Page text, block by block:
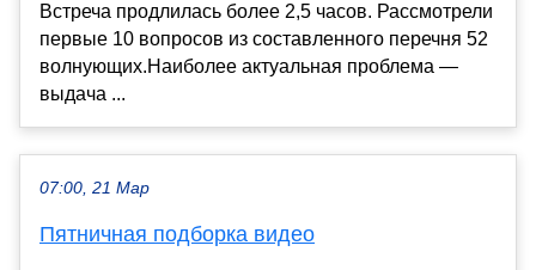
Встреча продлилась более 2,5 часов. Рассмотрели
первые 10 вопросов из составленного перечня 52
волнующих.Наиболее актуальная проблема —
выдача ...
07:00, 21 Мар
Пятничная подборка видео